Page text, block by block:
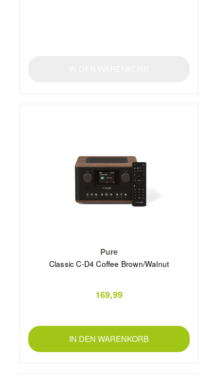
Pure
Classic C-D4 Coffee Brown/Walnut
169,99
IN DEN WARENKORB